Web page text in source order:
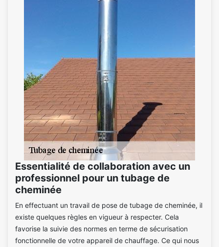
Essentialité de collaboration avec un
professionnel pour un tubage de
cheminée
En effectuant un travail de pose de tubage de cheminée, il
existe quelques règles en vigueur à respecter. Cela
favorise la suivie des normes en terme de sécurisation
fonctionnelle de votre appareil de chauffage. Ce qui nous